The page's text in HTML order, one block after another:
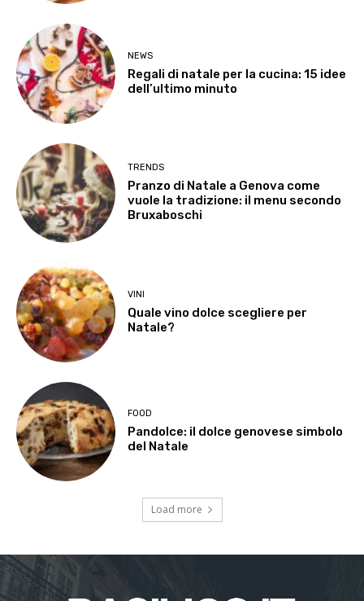
NEWS
Regali di natale per la cucina: 15 idee
dell’ultimo minuto
TRENDS
Pranzo di Natale a Genova come
vuole la tradizione: il menu secondo
Bruxaboschi
VINI
Quale vino dolce scegliere per
Natale?
FOOD
Pandolce: il dolce genovese simbolo
del Natale
Load more